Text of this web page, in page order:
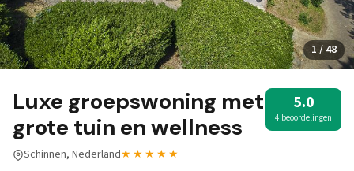
1 / 48
Luxe groepswoning met
grote tuin en wellness
5.0
4 beoordelingen
Schinnen, Nederland★★★★★